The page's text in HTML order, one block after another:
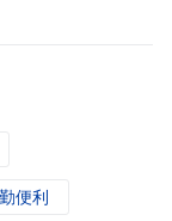
便利